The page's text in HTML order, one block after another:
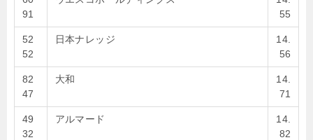
91
55
52
52
日本ナレッジ
14.
56
82
47
大和
14.
71
49
32
アルマード
14.
82